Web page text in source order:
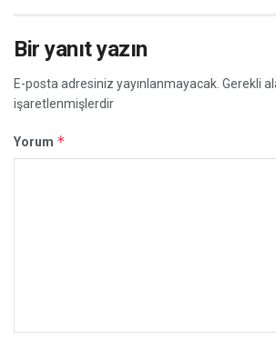
Bir yanıt yazın
E-posta adresiniz yayınlanmayacak. Gerekli
işaretlenmişlerdir
Yorum *